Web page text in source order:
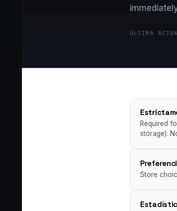
ÚLTIMA
Required
storage).
Store